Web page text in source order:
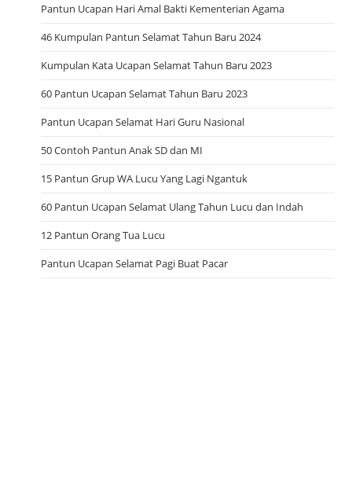
Pantun Ucapan Hari Amal Bakti Kementerian Agama
46 Kumpulan Pantun Selamat Tahun Baru 2024
Kumpulan Kata Ucapan Selamat Tahun Baru 2023
60 Pantun Ucapan Selamat Tahun Baru 2023
Pantun Ucapan Selamat Hari Guru Nasional
50 Contoh Pantun Anak SD dan MI
15 Pantun Grup WA Lucu Yang Lagi Ngantuk
60 Pantun Ucapan Selamat Ulang Tahun Lucu dan Indah
12 Pantun Orang Tua Lucu
Pantun Ucapan Selamat Pagi Buat Pacar